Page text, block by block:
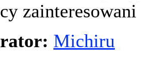
zainteresowani
Michiru